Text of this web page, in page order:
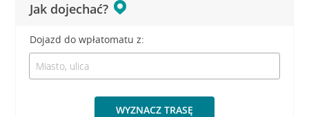
Jak dojechać?
Dojazd do wpłatomatu z:
WYZNACZ TRASĘ